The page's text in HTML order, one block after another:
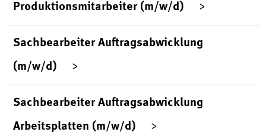
Produktionsmitarbeiter (m/w/d)
Sachbearbeiter Auftragsabwicklung
(m/w/d)
Sachbearbeiter Auftragsabwicklung
Arbeitsplatten (m/w/d)